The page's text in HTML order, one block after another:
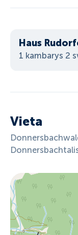
Haus
1 kambarys 2
Vieta